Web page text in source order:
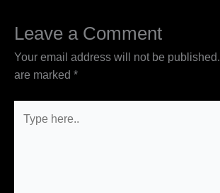
Leave a Comment
Your email address will not be published.
are marked *
here..